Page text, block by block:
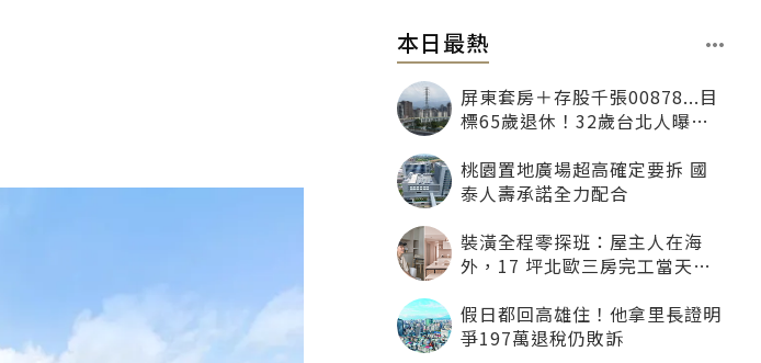
本日最熱
屏東套房＋存股千張00878...目
標65歲退休！32歲台北人曝：
桃園置地廣場超高確定要拆 國
泰人壽承諾全力配合
裝潢全程零探班：屋主人在海
外，17 坪北歐三房完工當天才
假日都回高雄住！他拿里長證明
爭197萬退稅仍敗訴